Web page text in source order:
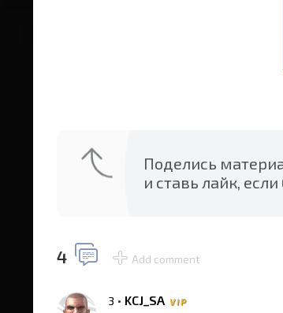
Поделись
и ставь лайк,
4 Add comment
3 • KCJ_SA V I P